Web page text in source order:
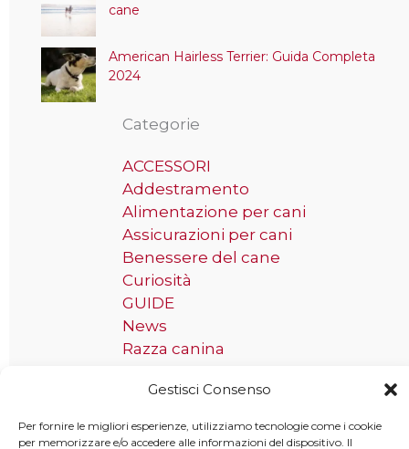
Gestisci Consenso
Per fornire le migliori esperienze, utilizziamo tecnologie come i cookie
per memorizzare e/o accedere alle informazioni del dispositivo. Il
cane
American Hairless Terrier: Guida Completa
2024
Categorie
ACCESSORI
Addestramento
Alimentazione per cani
Assicurazioni per cani
Benessere del cane
Curiosità
GUIDE
News
Razza canina
Tag
Taglia grande